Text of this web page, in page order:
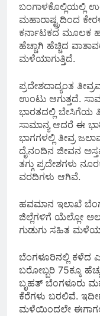
ಬಂಗಾಳಕೊಲ್ಲಿಯಲ್ಲಿ
ಮಹಾರಾಷ್ಟ್ರದಿಂದ
ಕರ್ನಾಟಕದ ಮೂಲಕ
ಹೆಚ್ಚಾಗಿ ಹೆಚ್ಚಿದ
ಮಳೆಯಾಗುತ್ತಿದೆ.
ಪ್ರದೇಶದಾದ್ಯಂತ
ಉಂಟು ಆಗುತ್ತದೆ.
ಭಾರತದಲ್ಲಿ ಬೇಸಿಗೆಯ
ಸಾಮಾನ್ಯ ಆದರೆ ಈ
ಭಾಗಗಳಲ್ಲಿ ತೀವ್ರ
ದೈನಂದಿನ ಜೀವನ
ತಗ್ಗು ಪ್ರದೇಶಗಳು
ವರದಿಗಳು ಆಗಿವೆ.
ಹವಮಾನ ಇಲಾಖೆ
ಜಿಲ್ಲೆಗಳಿಗೆ ಯೆಲ್ಲೋ
ಗುಡುಗು ಸಹಿತ
ಬೆಂಗಳೂರಿನಲ್ಲಿ ಕಳೆದ
ಬರೋಬ್ಬರಿ 75ಕ್ಕೂ
ಬೃಹತ್‌ ಬೆಂಗಳೂರು
ಕೆರೆಗಳು ಬರಲಿವೆ.
ಮಳೆಯಿಂದಲೇ